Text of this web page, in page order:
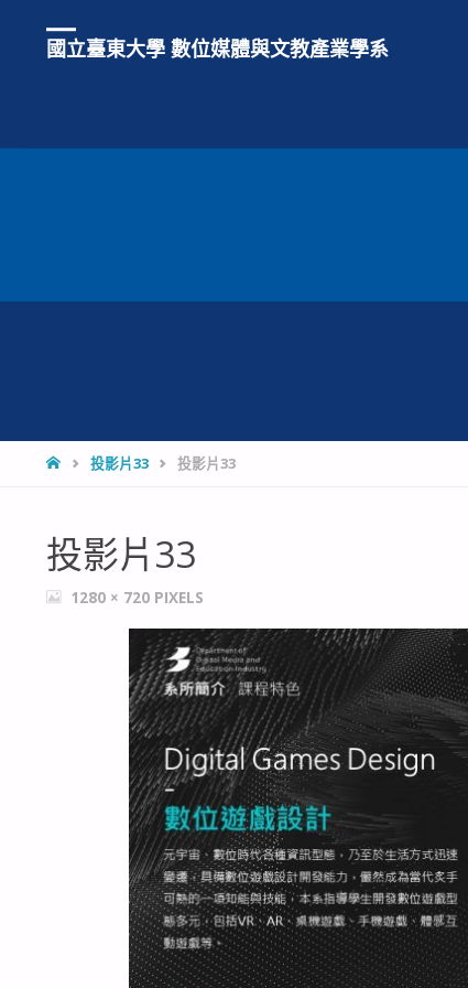
國立臺東大學 數位媒體與文教產業學系
HOME投影片33 投影片33
投影片33
FULL1280 × 720 PIXELS